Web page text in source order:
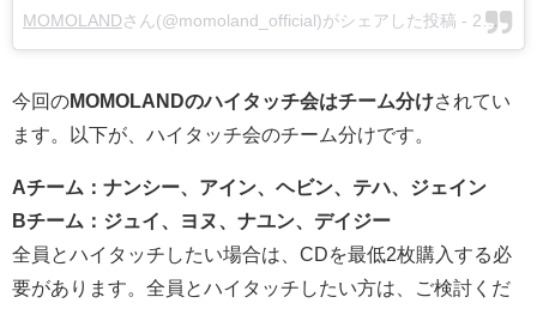
MOMOLANDさん(@momoland_official)がシェアした投稿 - 2月 3, 2018 at 4:47午前 PST
今回のMOMOLANDのハイタッチ会はチーム分けされてい
ます。以下が、ハイタッチ会のチーム分けです。
Aチーム：ナンシー、アイン、ヘビン、テハ、ジェイン
Bチーム：ジュイ、ヨヌ、ナユン、デイジー
全員とハイタッチしたい場合は、CDを最低2枚購入する必
要があります。全員とハイタッチしたい方は、ご検討くだ